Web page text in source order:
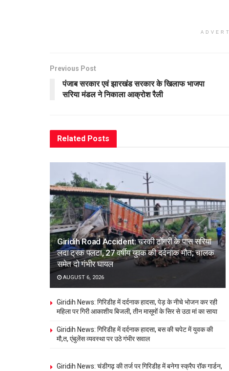
Previous Post
पंजाब सरकार एवं झारखंड सरकार के खिलाफ भाजपा
सरिया मंडल ने निकाला आक्रोश रैली
Related Posts
Giridih Road Accident: चरकी टोंगरी के पास सरिया
लदा ट्रक पलटा, 27 वर्षीय युवक की दर्दनाक मौत; चालक
समेत दो गंभीर घायल
AUGUST 6, 2026
Giridih News: गिरिडीह में दर्दनाक हादसा, पेड़ के नीचे भोजन कर रही
महिला पर गिरी आकाशीय बिजली, तीन मासूमों के सिर से उठा मां का साया
Giridih News: गिरिडीह में दर्दनाक हादसा, बस की चपेट में युवक की
मौ,त, एंबुलेंस व्यवस्था पर उठे गंभीर सवाल
Giridih News: चंडीगढ़ की तर्ज पर गिरिडीह में बनेगा स्क्रैप रॉक गार्डन,